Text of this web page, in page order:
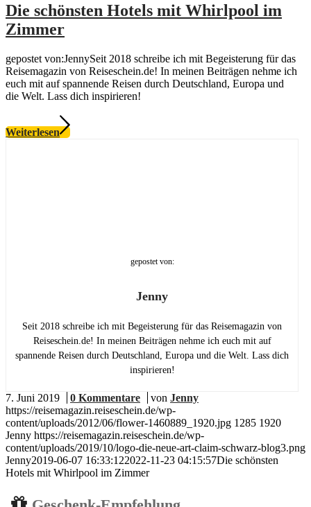
Die schönsten Hotels mit Whirlpool im
Zimmer
gepostet von:JennySeit 2018 schreibe ich mit Begeisterung für das
Reisemagazin von Reiseschein.de! In meinen Beiträgen nehme ich
euch mit auf spannende Reisen durch Deutschland, Europa und
die Welt. Lass dich inspirieren!
Weiterlesen
gepostet von:
Jenny
Seit 2018 schreibe ich mit Begeisterung für das Reisemagazin von
Reiseschein.de! In meinen Beiträgen nehme ich euch mit auf
spannende Reisen durch Deutschland, Europa und die Welt. Lass dich
inspirieren!
7. Juni 2019 0 Kommentare von Jenny
https://reisemagazin.reiseschein.de/wp-
content/uploads/2012/06/flower-1460889_1920.jpg 1285 1920
Jenny https://reisemagazin.reiseschein.de/wp-
content/uploads/2019/10/logo-die-neue-art-claim-schwarz-blog3.png
Jenny2019-06-07 16:33:122022-11-23 04:15:57Die schönsten
Hotels mit Whirlpool im Zimmer